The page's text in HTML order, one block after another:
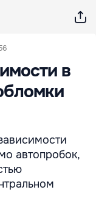
в
автопробок,